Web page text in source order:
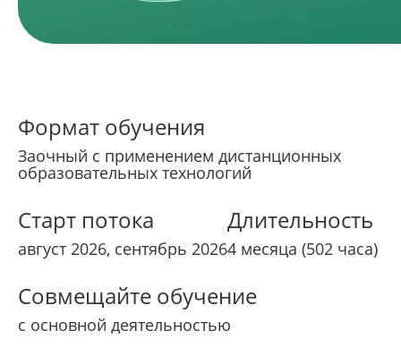
Формат обучения
Заочный с применением дистанционных
образовательных технологий
Старт потока
август 2026, сентябрь 2026
Длительность
4 месяца (502 часа)
Совмещайте обучение
с основной деятельностью